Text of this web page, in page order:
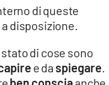
di queste
disposizione.
di cose sono
e da spiegare